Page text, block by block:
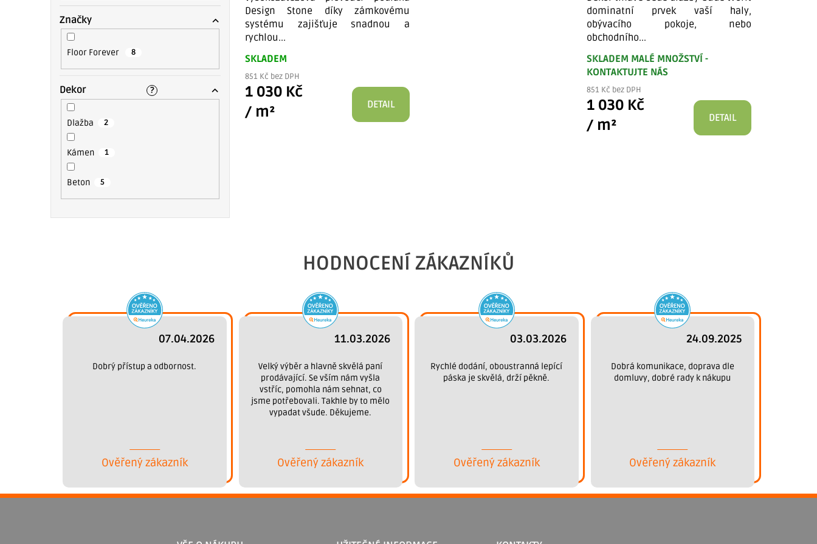
Značky
Floor Forever 8
Dekor ?
Dlažba 2
Kámen 1
Beton 5
Design Stone díky zámkovému
systému zajišťuje snadnou a
rychlou...
SKLADEM
851 Kč bez DPH
1 030 Kč
/ m²
DETAIL
dominatní prvek vaší haly,
obývacího pokoje, nebo
obchodního...
SKLADEM MALÉ MNOŽSTVÍ -
KONTAKTUJTE NÁS
851 Kč bez DPH
1 030 Kč
/ m²
DETAIL
d
a
í
p
r
y
v
u
HODNOCENÍ ZÁKAZNÍKŮ
07.04.2026
Dobrý přístup a odbornost.
Ověřený zákazník
11.03.2026
Velký výběr a hlavně skvělá paní
prodávající. Se vším nám vyšla
vstříc, pomohla nám sehnat, co
jsme potřebovali. Takhle by to mělo
vypadat všude. Děkujeme.
Ověřený zákazník
03.03.2026
Rychlé dodání, oboustranná lepící
páska je skvělá, drží pěkně.
Ověřený zákazník
24.09.2025
Dobrá komunikace, doprava dle
domluvy, dobré rady k nákupu
Ověřený zákazník